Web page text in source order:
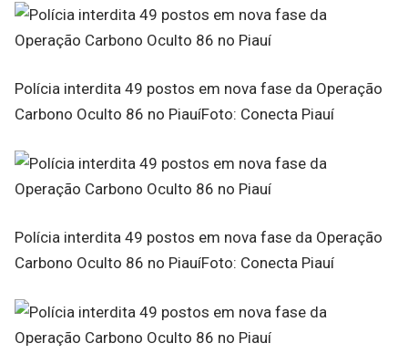
Polícia interdita 49 postos em nova fase da Operação
Carbono Oculto 86 no PiauíFoto: Conecta Piauí
Polícia interdita 49 postos em nova fase da Operação
Carbono Oculto 86 no PiauíFoto: Conecta Piauí